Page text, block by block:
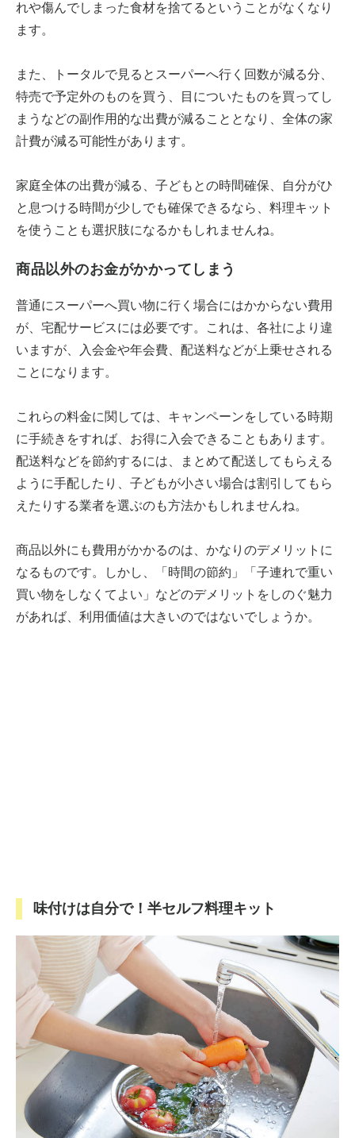
れや傷んでしまった食材を捨てるということがなくなり
ます。
また、トータルで見るとスーパーへ行く回数が減る分、
特売で予定外のものを買う、目についたものを買ってし
まうなどの副作用的な出費が減ることとなり、全体の家
計費が減る可能性があります。
家庭全体の出費が減る、子どもとの時間確保、自分がひ
と息つける時間が少しでも確保できるなら、料理キット
を使うことも選択肢になるかもしれませんね。
商品以外のお金がかかってしまう
普通にスーパーへ買い物に行く場合にはかからない費用
が、宅配サービスには必要です。これは、各社により違
いますが、入会金や年会費、配送料などが上乗せされる
ことになります。
これらの料金に関しては、キャンペーンをしている時期
に手続きをすれば、お得に入会できることもあります。
配送料などを節約するには、まとめて配送してもらえる
ように手配したり、子どもが小さい場合は割引してもら
えたりする業者を選ぶのも方法かもしれませんね。
商品以外にも費用がかかるのは、かなりのデメリットに
なるものです。しかし、「時間の節約」「子連れで重い
買い物をしなくてよい」などのデメリットをしのぐ魅力
があれば、利用価値は大きいのではないでしょうか。
味付けは自分で！半セルフ料理キット